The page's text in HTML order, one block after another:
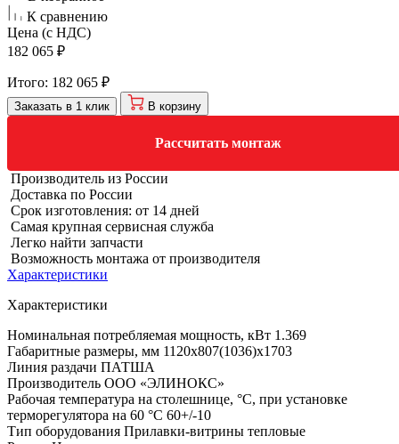
К сравнению
Цена (с НДС)
182 065 ₽
Итого: 182 065 ₽
Заказать в 1 клик В корзину
Рассчитать монтаж
Производитель из России
Доставка по России
Срок изготовления: от 14 дней
Самая крупная сервисная служба
Легко найти запчасти
Возможность монтажа от производителя
Характеристики
Характеристики
Номинальная потребляемая мощность, кВт 1.369
Габаритные размеры, мм 1120x807(1036)x1703
Линия раздачи ПАТША
Производитель ООО «ЭЛИНОКС»
Рабочая температура на столешнице, °С, при установке
терморегулятора на 60 °С 60+/-10
Тип оборудования Прилавки-витрины тепловые